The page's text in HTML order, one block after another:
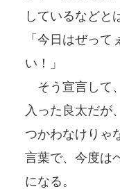
しているなどと
「今日はぜっ
い！」
そう宣言して
入った良太だが
つかわなけりゃ
言葉で、今度は
になる。